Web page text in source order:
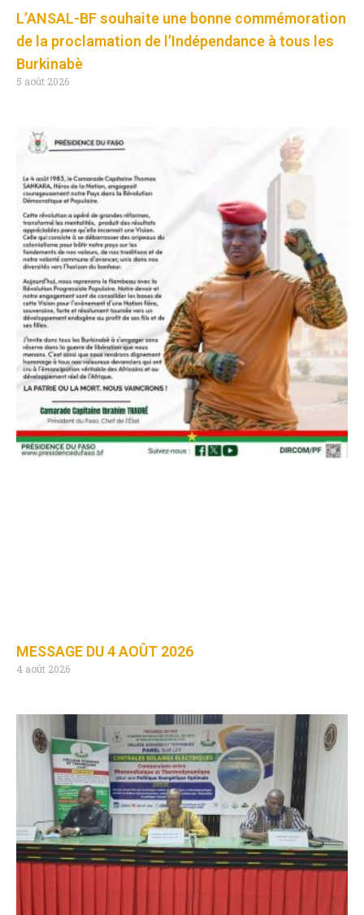
L’ANSAL-BF souhaite une bonne commémoration
de la proclamation de l’Indépendance à tous les
Burkinabè
5 août 2026
MESSAGE DU 4 AOÛT 2026
4 août 2026